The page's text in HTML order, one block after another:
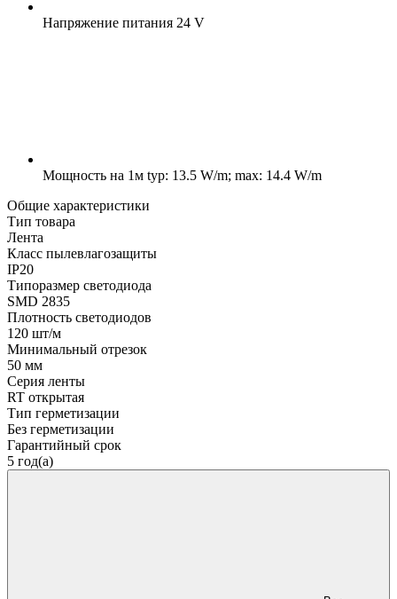
Напряжение питания 24 V
Мощность на 1м typ: 13.5 W/m; max: 14.4 W/m
Общие характеристики
Тип товара
Лента
Класс пылевлагозащиты
IP20
Типоразмер светодиода
SMD 2835
Плотность светодиодов
120 шт/м
Минимальный отрезок
50 мм
Серия ленты
RT открытая
Тип герметизации
Без герметизации
Гарантийный срок
5 год(а)